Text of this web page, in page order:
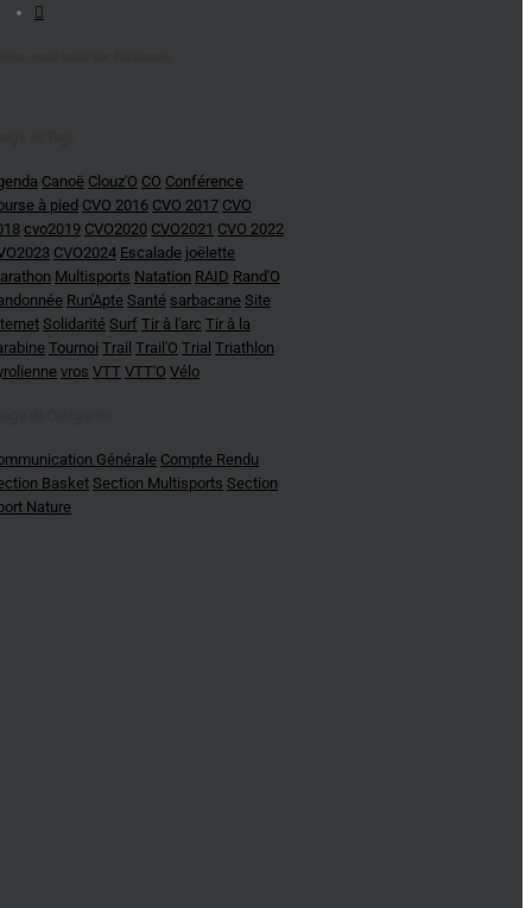
Canoë Clouz'O CO Conférence
à pied CVO 2016 CVO 2017 CVO
cvo2019 CVO2020 CVO2021 CVO 2022
CVO2024 Escalade joëlette
Multisports Natation RAID Rand'O
Run'Apte Santé sarbacane Site
Solidarité Surf Tir à l'arc Tir à la
Tournoi Trail Trail'O Trial Triathlon
vros VTT VTT'O Vélo
Générale Compte Rendu
Basket Section Multisports Section
Nature